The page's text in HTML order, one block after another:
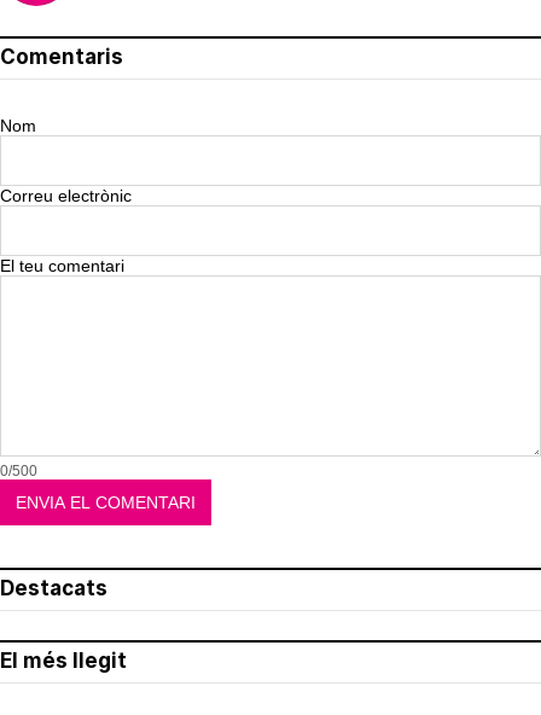
Comentaris
Nom
Correu electrònic
El teu comentari
0/500
Destacats
El més llegit